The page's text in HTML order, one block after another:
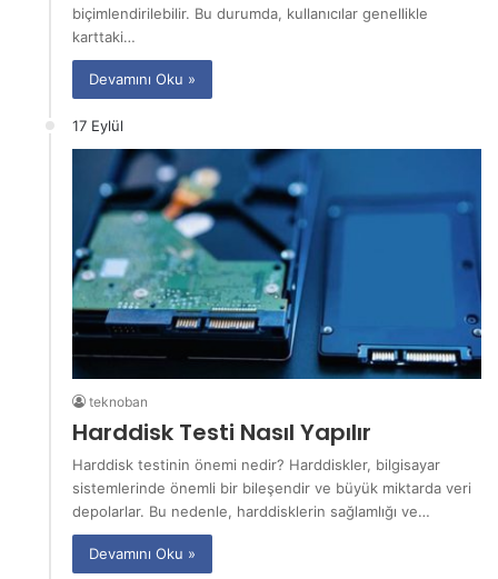
biçimlendirilebilir. Bu durumda, kullanıcılar genellikle
karttaki…
Devamını Oku »
17 Eylül
teknoban
Harddisk Testi Nasıl Yapılır
Harddisk testinin önemi nedir? Harddiskler, bilgisayar
sistemlerinde önemli bir bileşendir ve büyük miktarda veri
depolarlar. Bu nedenle, harddisklerin sağlamlığı ve…
Devamını Oku »